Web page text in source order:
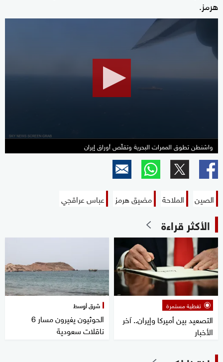
هرمز.
واشنطن تطوق الممرات البحرية وتقلّص أوراق إيران
الصين الملاحة مضيق هرمز عباس عراقجي
الأكثر قراءة
تغطية مستمرة
التصعيد بين أميركا وإيران.. آخر
الأخبار
شرق أوسط
الحوثيون يغيرون مسار 6
ناقلات سعودية